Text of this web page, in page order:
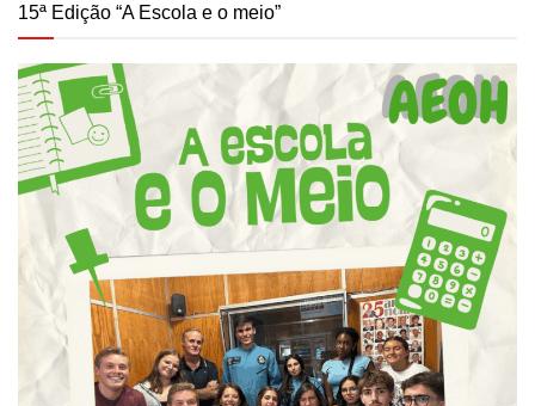
15ª Edição “A Escola e o meio”